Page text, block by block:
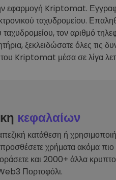
Εξερεύνηση επενδύσεων
Βρες τη δική σου crypto
εφαρμογή Kriptomat.
ταχυδρομείου.
ταχυδρομείου, τον αριθμό
ξεκλειδώσατε όλες τις
Kriptomat μέσα σε λίγα
κεφαλαίων
κατάθεση ή
χρήματα ακόμα
και 2000+ άλλα
Πορτοφόλι.